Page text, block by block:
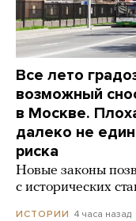
Все лето
возможный
в Москве.
далеко не
риска
Новые законы
с исторических
ИСТОРИИ 4 часа назад